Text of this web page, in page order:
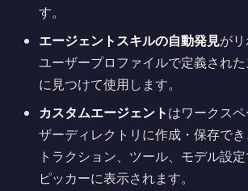
す。
エージェントスキルの自動発見が
ユーザープロファイルで定義され
に見つけて使用します。
カスタムエージェントはワークス
ザーディレクトリに作成・保存で
トラクション、ツール、モデル設
ピッカーに表示されます。